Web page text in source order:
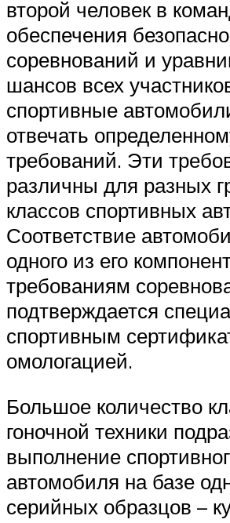
второй человек в
обеспечения
соревнований и
шансов всех
спортивные
отвечать
требований. Эти
различны для разных
классов спортивных
Соответствие
одного из его
требованиям
подтверждается
спортивным
омологацией.
Большое количество
гоночной техники
выполнение
автомобиля на базе
серийных образцов –